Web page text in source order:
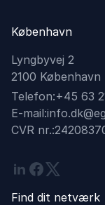
København
Lyngbyvej 2
2100 København
Telefon:+45 63
E-mail:
CVR nr.:
Linkedin
Facebook
Twitter
Find dit netværk